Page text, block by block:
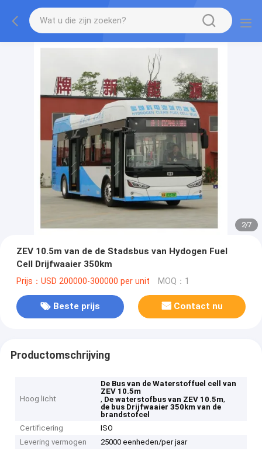
2/7
ZEV 10.5m van de de Stadsbus van Hydogen Fuel
Cell Drijfwaaier 350km
Prijs：USD 200000-300000 per unit MOQ：1
Beste prijs Contact nu
Productomschrijving
Hoog licht
De Bus van de Waterstoffuel cell van
ZEV 10.5m
, De waterstofbus van ZEV 10.5m,
de bus Drijfwaaier 350km van de
brandstofcel
Certificering
ISO
Levering vermogen
25000 eenheden/per jaar